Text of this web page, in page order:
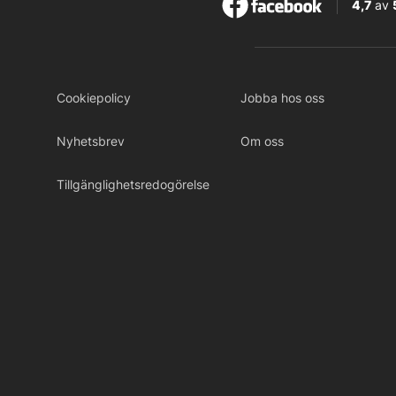
4,7av
Cookiepolicy Jobba hos oss
Nyhetsbrev Om oss
Tillgänglighetsredogörelse